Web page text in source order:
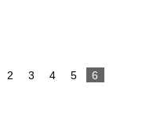
2 3 4 5 6